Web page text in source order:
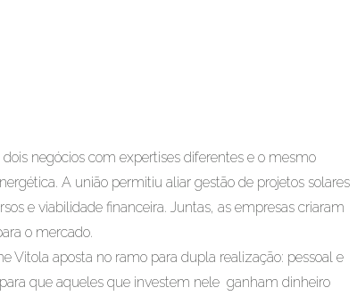
negócios com expertises diferentes e o mesmo
A união permitiu aliar gestão de projetos solares
e viabilidade financeira. Juntas, as empresas criaram
o mercado.
Vitola aposta no ramo para dupla realização: pessoal e
que aqueles que investem nele ganham dinheiro